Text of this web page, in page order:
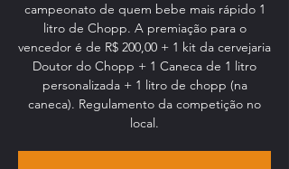
campeonato de quem bebe mais rápido 1
litro de Chopp. A premiação para o
vencedor é de R$ 200,00 + 1 kit da cervejaria
Doutor do Chopp + 1 Caneca de 1 litro
personalizada + 1 litro de chopp (na
caneca). Regulamento da competição no
local.